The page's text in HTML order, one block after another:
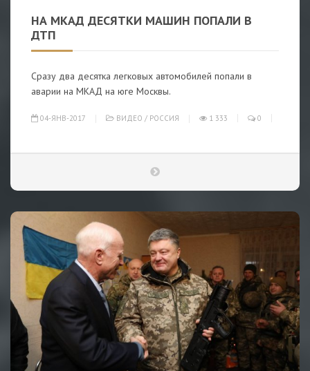
НА МКАД ДЕСЯТКИ МАШИН ПОПАЛИ В
ДТП
Сразу два десятка легковых автомобилей попали в
аварии на МКАД на юге Москвы.
04-ЯНВ-2017 ВИДЕО / РОССИЯ 1 333 0